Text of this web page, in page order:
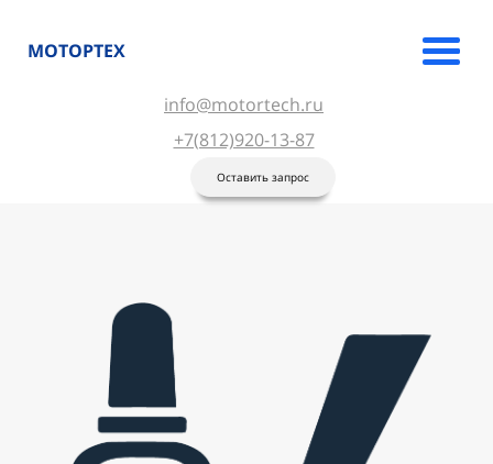
МОТОРТЕХ
info@motortech.ru
+7(812)920-13-87
Оставить запрос